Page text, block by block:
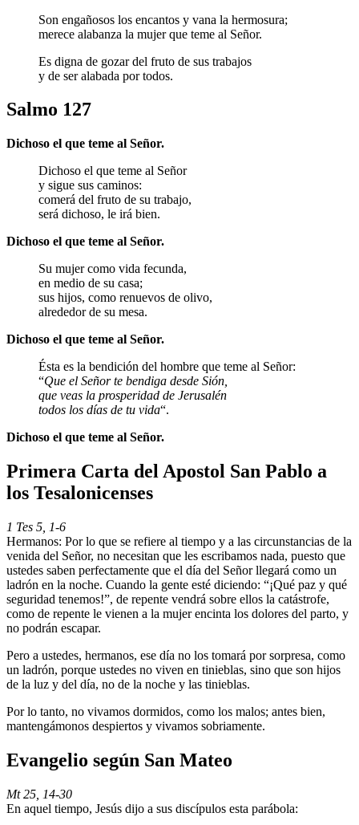
Son engañosos los encantos y vana la hermosura;
merece alabanza la mujer que teme al Señor.
Es digna de gozar del fruto de sus trabajos
y de ser alabada por todos.
Salmo 127
Dichoso el que teme al Señor.
Dichoso el que teme al Señor
y sigue sus caminos:
comerá del fruto de su trabajo,
será dichoso, le irá bien.
Dichoso el que teme al Señor.
Su mujer como vida fecunda,
en medio de su casa;
sus hijos, como renuevos de olivo,
alrededor de su mesa.
Dichoso el que teme al Señor.
Ésta es la bendición del hombre que teme al Señor:
“Que el Señor te bendiga desde Sión,
que veas la prosperidad de Jerusalén
todos los días de tu vida“.
Dichoso el que teme al Señor.
Primera Carta del Apostol San Pablo a
los Tesalonicenses
1 Tes 5, 1-6
Hermanos: Por lo que se refiere al tiempo y a las circunstancias de la
venida del Señor, no necesitan que les escribamos nada, puesto que
ustedes saben perfectamente que el día del Señor llegará como un
ladrón en la noche. Cuando la gente esté diciendo: “¡Qué paz y qué
seguridad tenemos!”, de repente vendrá sobre ellos la catástrofe,
como de repente le vienen a la mujer encinta los dolores del parto, y
no podrán escapar.
Pero a ustedes, hermanos, ese día no los tomará por sorpresa, como
un ladrón, porque ustedes no viven en tinieblas, sino que son hijos
de la luz y del día, no de la noche y las tinieblas.
Por lo tanto, no vivamos dormidos, como los malos; antes bien,
mantengámonos despiertos y vivamos sobriamente.
Evangelio según San Mateo
Mt 25, 14-30
En aquel tiempo, Jesús dijo a sus discípulos esta parábola: